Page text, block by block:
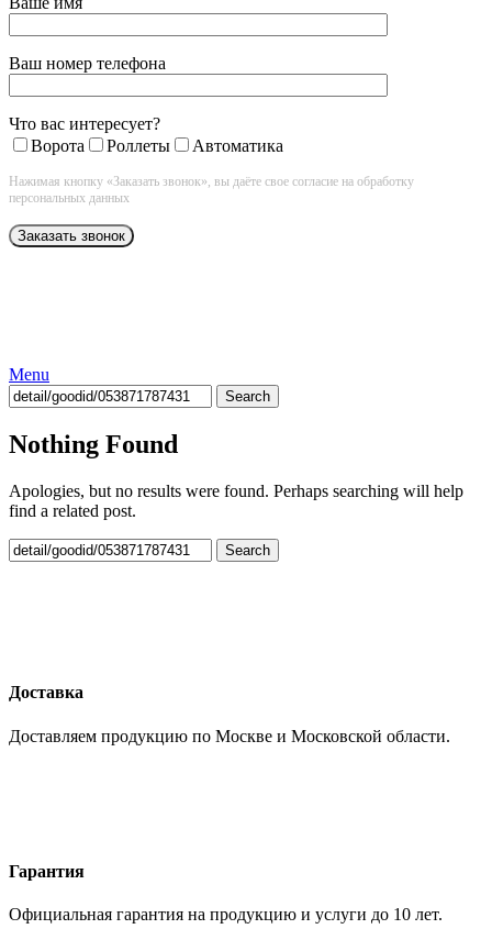
Ваш номер телефона
Что вас интересует?
Ворота
Роллеты Автоматика
Нажимая кнопку «Заказать звонок», вы даёте свое согласие на обработку
персональных данных
Menu
Search
Nothing Found
Apologies, but no results were found. Perhaps searching will help
find a related post.
Search
Доставка
Доставляем продукцию по Москве и Московской области.
Гарантия
Официальная гарантия на продукцию и услуги до 10 лет.